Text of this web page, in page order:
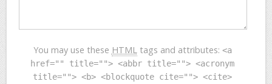
You may use these HTMLtags and attributes: <a
href="" title=""> <abbr title=""> <acronym
title=""> <b> <blockquote cite=""> <cite>